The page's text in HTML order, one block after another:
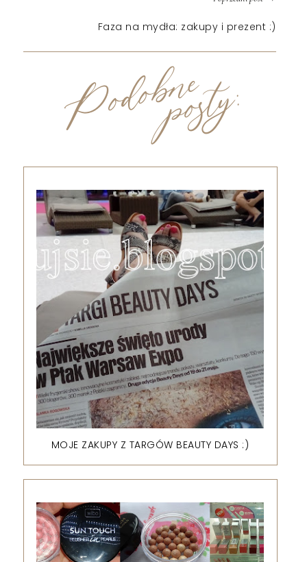
Faza na mydła: zakupy i prezent :)
MOJE ZAKUPY Z TARGÓW BEAUTY DAYS :)